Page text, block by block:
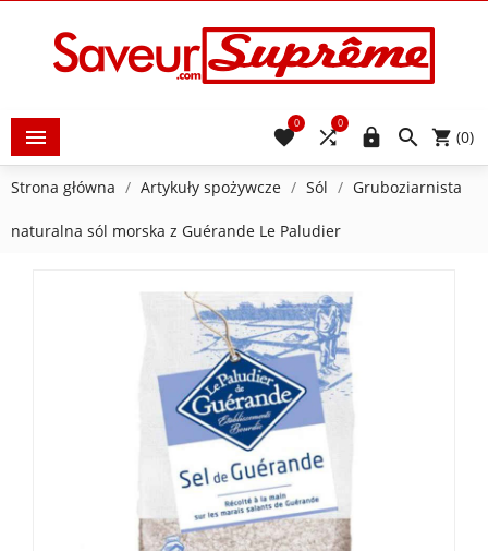
  (0)


0

0
Strona główna Artykuły spożywcze Sól Gruboziarnista
naturalna sól morska z Guérande Le Paludier